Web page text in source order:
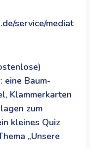
service/mediat
eine Baum-
Klammerkarten
zum
kleines Quiz
„Unsere